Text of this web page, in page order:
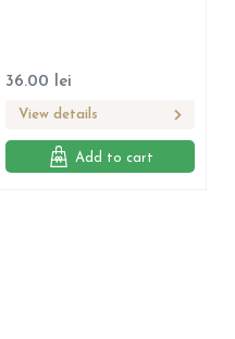
36.00 lei
View details
Add to cart